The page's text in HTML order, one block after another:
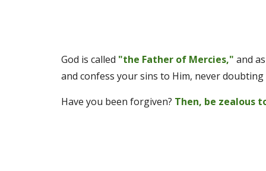
God is called "the Father of Mercies," and
and confess your sins to Him, never
Have you been forgiven? Then, be zealous